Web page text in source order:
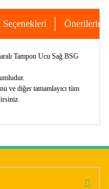
Seçenekleri Önerileriniz
Tampon Ucu Sağ BSG
ve diğer tamamlayıcı tüm